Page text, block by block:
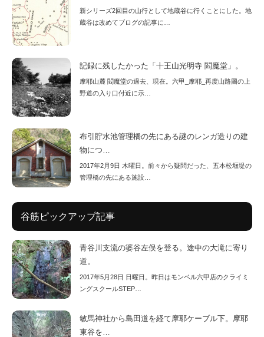
新シリーズ2回目の山行として地蔵谷に行くことにした。地
蔵谷は改めてブログの記事に…
記録に残したかった「十王山光明寺 閻魔堂」。
摩耶山麓 閻魔堂の過去、現在。六甲_摩耶_再度山路圖の上
野道の入り口付近に示…
布引貯水池管理橋の先にある謎のレンガ造りの建
物につ…
2017年2月9日 木曜日。前々から疑問だった、五本松堰堤の
管理橋の先にある施設…
谷筋ピックアップ記事
青谷川支流の婆谷左俣を登る。途中の大滝に寄り
道。
2017年5月28日 日曜日。昨日はモンベル六甲店のクライミ
ングスクールSTEP…
敏馬神社から島田道を経て摩耶ケーブル下。摩耶
東谷を…